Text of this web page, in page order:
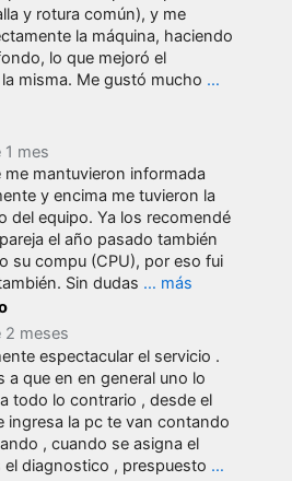
y rotura común), y me
la máquina, haciendo
lo que mejoró el
misma. Me gustó mucho …
1 mes
me mantuvieron informada
y encima me tuvieron la
del equipo. Ya los recomendé
el año pasado también
su compu (CPU), por eso fui
Sin dudas … más
2 meses
espectacular el servicio .
a que en en general uno lo
todo lo contrario , desde el
ingresa la pc te van contando
, cuando se asigna el
el diagnostico , prespuesto …